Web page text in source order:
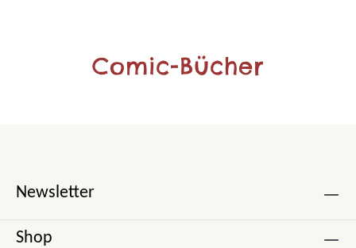
Comic-Bücher
Newsletter
Shop